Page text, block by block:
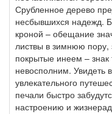
Срубленное дерево
несбывшихся надежд.
кроной – обещание
листвы в зимнюю
покрытые инеем – знак
невосполним. Увидеть
увлекательного
печали быстро
настроению и